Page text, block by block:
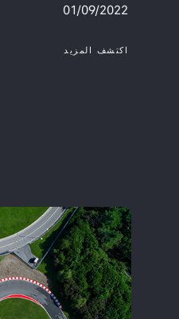
01/09/2022
اكتشف المزيد